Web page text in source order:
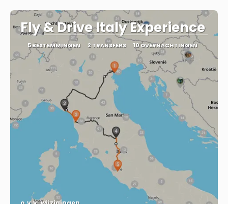
Fly & Drive Italy Experience
5 BESTEMMINGEN 2 TRANSFERS 10 OVERNACHTINGEN